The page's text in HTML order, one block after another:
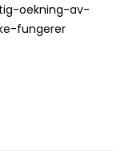
oekning-av-
fungerer